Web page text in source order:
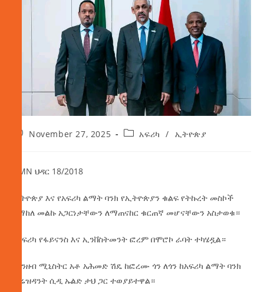
November 27, 2025 አፍሪካ / ኢትዮጵያ
AMN ህዳር 18/2018
ኢትዮጵያ እና የአፍሪካ ልማት ባንክ የኢትዮጵያን ቁልፍ የትኩረት መስኮች
ባማከለ መልኩ አጋርነታቸውን ለማጠናከር ቁርጠኛ መሆናቸውን አስታወቁ።
የአፍሪካ የፋይናንስ እና ኢንቨስትመንት ፎረም በሞሮኮ ራባት ተካሄዷል።
የገንዘብ ሚኒስትር አቶ አሕመድ ሽዴ ከፎረሙ ጎን ለጎን ከአፍሪካ ልማት ባንክ
ፕሬዝዳንት ሲዲ ኡልድ ታህ ጋር ተወያይተዋል።